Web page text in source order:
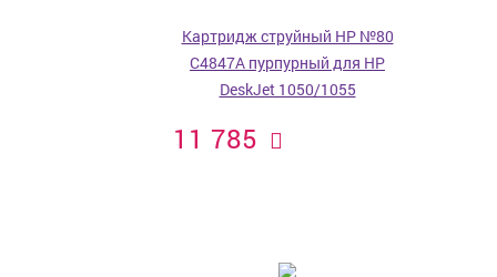
Картридж струйный HP №80
C4847A пурпурный для HP
DeskJet 1050/1055
11 785